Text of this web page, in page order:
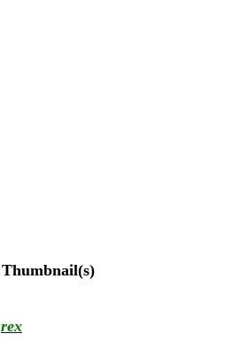
Thumbnail(s)
rex